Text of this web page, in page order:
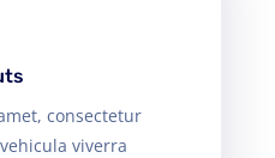
consectetur
viverra